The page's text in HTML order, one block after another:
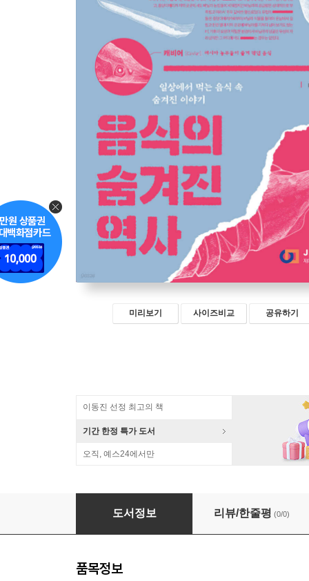
미리보기 사이즈비교 공유하기
이동진 선정 최고의 책
기간 한정 특가 도서
오직, 예스24에서만
음식의 숨겨진 역사
도서정보 리뷰/한줄평 (0/0)
품목정보